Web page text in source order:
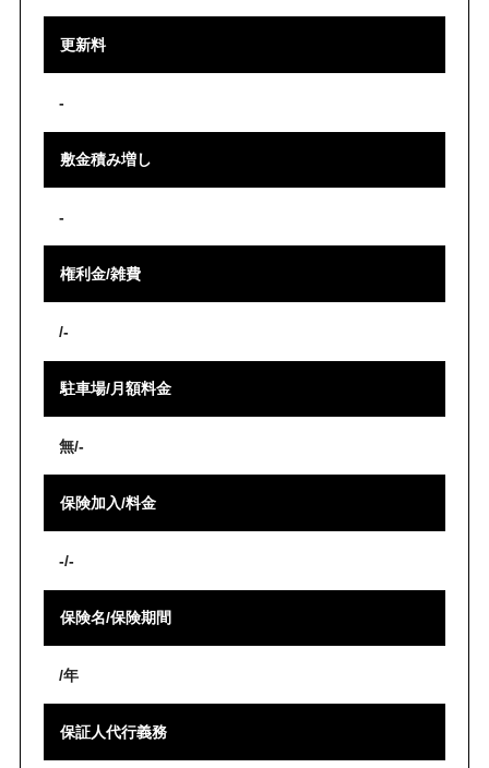
更新料
-
敷金積み増し
-
権利金/雑費
/-
駐車場/月額料金
無/-
保険加入/料金
-/-
保険名/保険期間
/年
保証人代行義務